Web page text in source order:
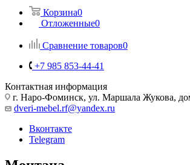
Корзина0
Отложенные0
Сравнение товаров0
+7 985 853-44-41
Контактная информация
г. Наро-Фоминск, ул. Маршала Жукова,
dveri-mebel.rf@yandex.ru
Вконтакте
Telegram